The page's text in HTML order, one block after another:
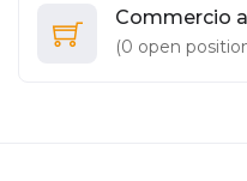
Commercio
(0 open